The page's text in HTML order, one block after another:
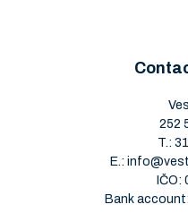
252
T.:
E.:
IČO:
Bank